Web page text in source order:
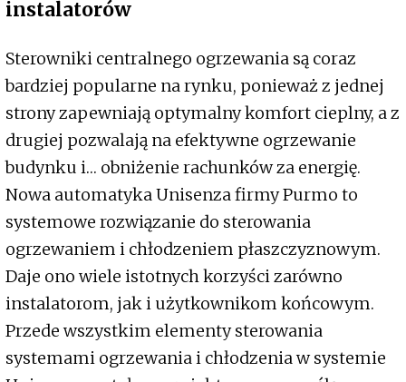
instalatorów
Sterowniki centralnego ogrzewania są coraz
bardziej popularne na rynku, ponieważ z jednej
strony zapewniają optymalny komfort cieplny, a z
drugiej pozwalają na efektywne ogrzewanie
budynku i… obniżenie rachunków za energię.
Nowa automatyka Unisenza firmy Purmo to
systemowe rozwiązanie do sterowania
ogrzewaniem i chłodzeniem płaszczyznowym.
Daje ono wiele istotnych korzyści zarówno
instalatorom, jak i użytkownikom końcowym.
Przede wszystkim elementy sterowania
systemami ogrzewania i chłodzenia w systemie